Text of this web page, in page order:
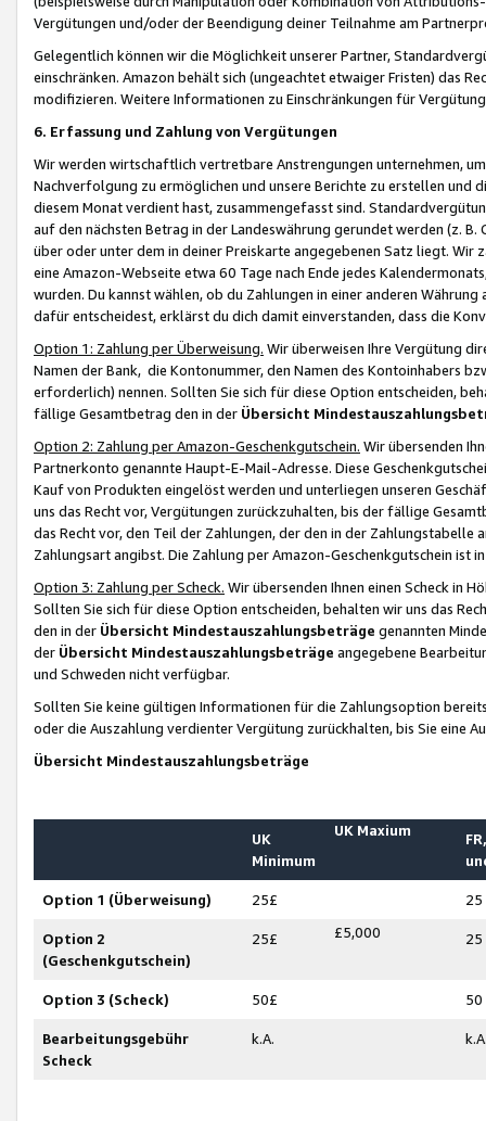
Vergütungen und/oder der Beendigung deiner Teilnahme am
Gelegentlich können wir die Möglichkeit unserer Partner,
einschränken. Amazon behält sich (ungeachtet etwaiger Fristen) das
modifizieren. Weitere Informationen zu Einschränkungen für
6. Erfassung und Zahlung von Vergütungen
Wir werden wirtschaftlich vertretbare Anstrengungen unternehmen,
Nachverfolgung zu ermöglichen und unsere Berichte zu erstellen und
diesem Monat verdient hast, zusammengefasst sind.
auf den nächsten Betrag in der Landeswährung gerundet werden (z.
über oder unter dem in deiner Preiskarte angegebenen Satz liegt.
eine Amazon-Webseite etwa 60 Tage nach Ende jedes
wurden. Du kannst wählen, ob du Zahlungen in einer anderen
dafür entscheidest, erklärst du dich damit einverstanden, dass die
Option 1: Zahlung per Überweisung. Wir überweisen Ihre Vergütung
Namen der Bank, die Kontonummer, den Namen des Kontoinhabers
erforderlich) nennen. Sollten Sie sich für diese Option entscheiden,
fällige Gesamtbetrag den in der Übersicht
Option 2: Zahlung per Amazon-Geschenkgutschein. Wir übersenden
Partnerkonto genannte Haupt-E-Mail-Adresse. Diese
Kauf von Produkten eingelöst werden und unterliegen unseren
uns das Recht vor, Vergütungen zurückzuhalten, bis der fällige
das Recht vor, den Teil der Zahlungen, der den in der
Zahlungsart angibst. Die Zahlung per Amazon-Geschenkgutschein ist
Option 3: Zahlung per Scheck. Wir übersenden Ihnen einen Scheck in
Sollten Sie sich für diese Option entscheiden, behalten wir uns das
den in der Übersicht Mindestauszahlungsbeträge genannten
der Übersicht Mindestauszahlungsbeträge angegebene
und Schweden nicht verfügbar.
Sollten Sie keine gültigen Informationen für die Zahlungsoption
oder die Auszahlung verdienter Vergütung zurückhalten, bis Sie
Übersicht Mindestauszahlungsbeträge
UK
Minimum
UK Maxium
Option 1 (Überweisung) 25£ 25
Option 2
(Geschenkgutschein)
25£ £5,000 25
Option 3 (Scheck) 50£ 50
Bearbeitungsgebühr
Scheck
k.A.